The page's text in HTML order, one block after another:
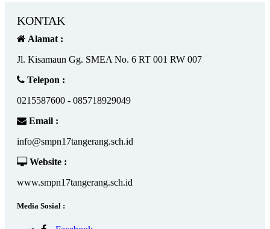
KONTAK
Alamat :
Jl. Kisamaun Gg. SMEA No. 6 RT 001 RW 007
Telepon :
0215587600 - 085718929049
Email :
info@smpn17tangerang.sch.id
Website :
www.smpn17tangerang.sch.id
Media Sosial :